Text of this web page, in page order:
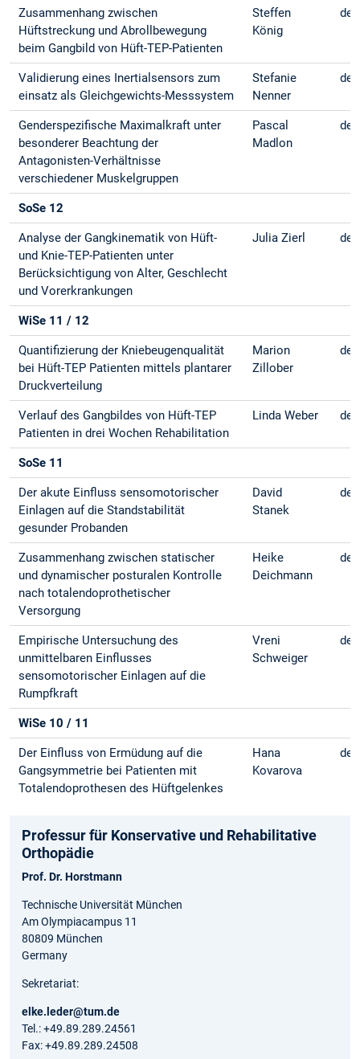
Zusammenhang zwischen
Hüftstreckung und Abrollbewegung
beim Gangbild von Hüft-TEP-Patienten
Steffen
König
Validierung eines Inertialsensors zum
einsatz als Gleichgewichts-Messsystem
Stefanie
Nenner
Genderspezifische Maximalkraft unter
besonderer Beachtung der
Antagonisten-Verhältnisse
verschiedener Muskelgruppen
Pascal
Madlon
SoSe 12
Analyse der Gangkinematik von Hüft-
und Knie-TEP-Patienten unter
Berücksichtigung von Alter, Geschlecht
und Vorerkrankungen
Julia Zierl
WiSe 11 / 12
Quantifizierung der Kniebeugenqualität
bei Hüft-TEP Patienten mittels plantarer
Druckverteilung
Marion
Zillober
Verlauf des Gangbildes von Hüft-TEP
Patienten in drei Wochen Rehabilitation
Linda Weber
SoSe 11
Der akute Einfluss sensomotorischer
Einlagen auf die Standstabilität
gesunder Probanden
David
Stanek
Zusammenhang zwischen statischer
und dynamischer posturalen Kontrolle
nach totalendoprothetischer
Versorgung
Heike
Deichmann
Empirische Untersuchung des
unmittelbaren Einflusses
sensomotorischer Einlagen auf die
Rumpfkraft
Vreni
Schweiger
WiSe 10 / 11
Der Einfluss von Ermüdung auf die
Gangsymmetrie bei Patienten mit
Totalendoprothesen des Hüftgelenkes
Hana
Kovarova
Professur für Konservative und Rehabilitative
Orthopädie
Prof. Dr. Horstmann
Technische Universität München
Am Olympiacampus 11
80809 München
Germany
Sekretariat:
elke.leder@tum.de
Tel.: +49.89.289.24561
Fax: +49.89.289.24508